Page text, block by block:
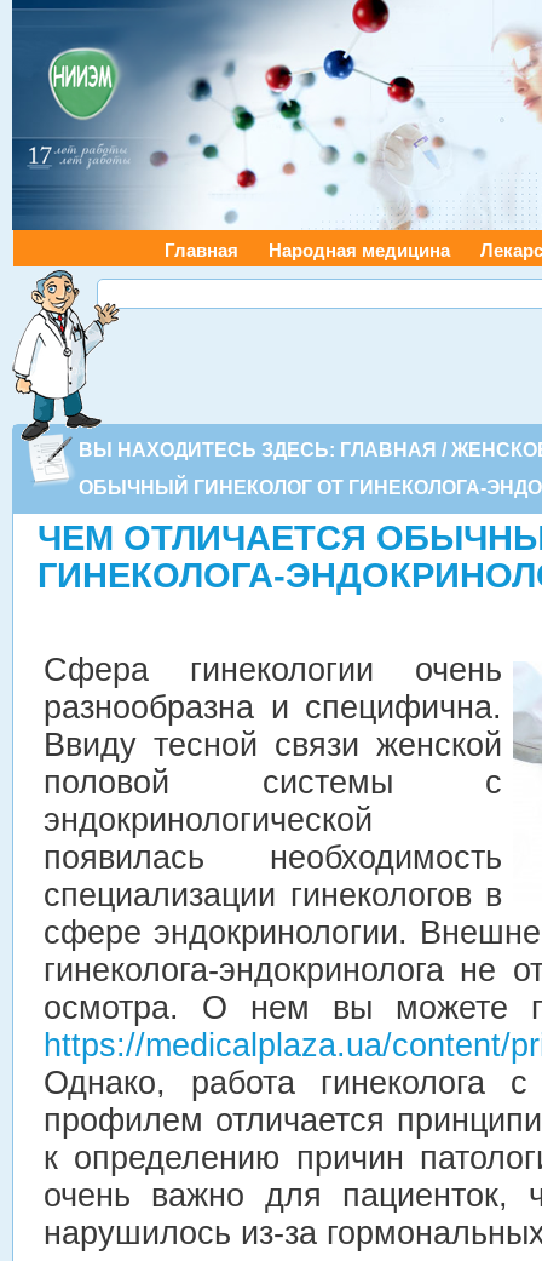
Главная Народная медицина
ВЫ НАХОДИТЕСЬ ЗДЕСЬ: ГЛАВНАЯ /
ОБЫЧНЫЙ ГИНЕКОЛОГ ОТ ГИНЕКОЛОГА-
ЧЕМ ОТЛИЧАЕТСЯ
ГИНЕКОЛОГА-
Сфера гинекологии очень
разнообразна и специфична.
Ввиду тесной связи женской
половой системы с
эндокринологической
появилась необходимость
специализации гинекологов в
сфере эндокринологии.
гинеколога-эндокринолога не
осмотра. О нем вы можете
https://medicalplaza.ua/content/
Однако, работа гинеколога с
профилем отличается
к определению причин
очень важно для пациенток,
нарушилось из-за